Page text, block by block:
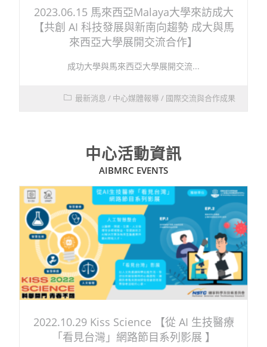
2023.06.15 馬來西亞Malaya大學來訪成大
【共創 AI 科技發展與新南向趨勢 成大與馬
來西亞大學展開交流合作】
成功大學與馬來西亞大學展開交流...
最新消息 / 中心媒體報導 / 國際交流與合作成果
中心活動資訊
AIBMRC EVENTS
2022.10.29 Kiss Science 【從 AI 生技醫療
「看見台灣」網路節目系列影展 】